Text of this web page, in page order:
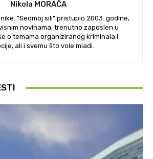
Nikola MORAČA
"Sedmoj sili" pristupio 2003. godine,
novinama, trenutno zaposlen u
o temama organiziranog kriminala i
ali i svemu što vole mladi.